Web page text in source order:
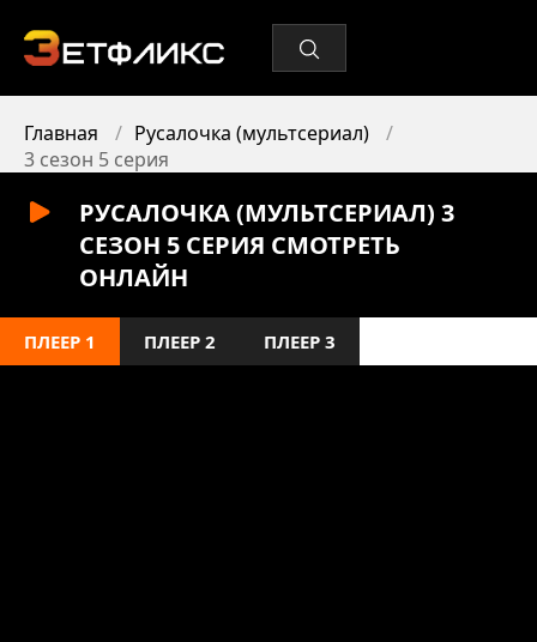
Главная
Русалочка (мультсериал)
3 сезон 5 серия
РУСАЛОЧКА (МУЛЬТСЕРИАЛ) 3
СЕЗОН 5 СЕРИЯ СМОТРЕТЬ
ОНЛАЙН
ПЛЕЕР 1 ПЛЕЕР 2 ПЛЕЕР 3